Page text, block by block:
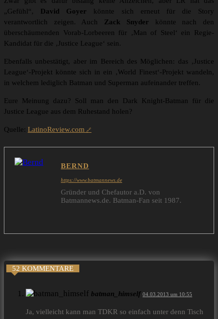
„Gefühl“, David Goyer könnte sich erneut für die Story
verantwortlich zeigen. Auch Zack Snyder könnte nach den
überschäumenden Vorab-Lorbeeren für ‚Man of Steel‘ ein Regie-
Kandidat für die ‚Justice League‘ sein.
Ebenfalls unbestätigt, aber im Bereich des Möglichen: das ‚Justice
League‘-Projekt könnte sich in ein ‚World Finest‘-Projekt wandeln,
in welchem lediglich Batman und Superman aufeinander treffen.
Eure Meinung dazu? Soll man den Dark Knight-Batman für die
Justice League aus dem Ruhestand holen?
Quelle: LatinoReview.com
BERND
https://www.batmannews.de
Gründer und Chefautor a.D. von
Batmannews.de. Batman-Fan seit 1987.
52 KOMMENTARE
batman_himself 04.03.2013 um 10:55
Ja, vielleicht kann man TDKR so einfach unter denn Tisch